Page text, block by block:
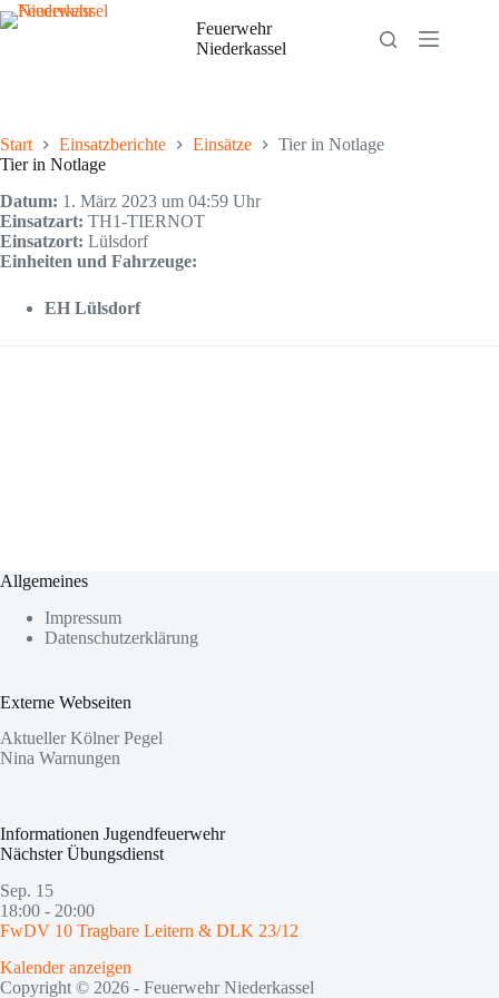
Zum
Inhalt
Feuerwehr
Niederkassel
Start Einsatzberichte Einsätze
Tier in Notlage
Tier in Notlage
Datum: 1. März 2023 um 04:59 Uhr
Einsatzart: TH1-TIERNOT
Einsatzort: Lülsdorf
Einheiten und Fahrzeuge:
EH Lülsdorf
Allgemeines
Impressum
Datenschutzerklärung
Externe Webseiten
Aktueller Kölner Pegel
Nina Warnungen
Informationen Jugendfeuerwehr
Nächster Übungsdienst
Sep. 15
18:00 - 20:00
FwDV 10 Tragbare Leitern & DLK 23/12
Kalender anzeigen
Copyright © 2026 - Feuerwehr Niederkassel